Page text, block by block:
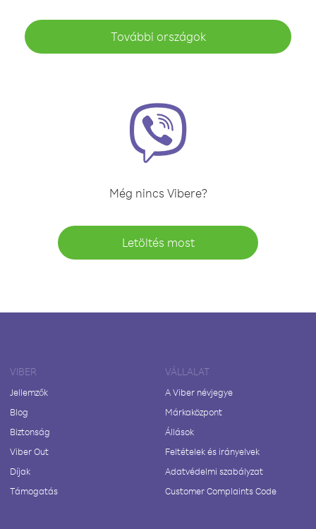
További országok
Még nincs Vibere?
Letöltés most
VIBER
Jellemzők
Blog
Biztonság
Viber Out
Díjak
Támogatás
VÁLLALAT
A Viber névjegye
Márkaközpont
Állások
Feltételek és irányelvek
Adatvédelmi szabályzat
Customer Complaints Code